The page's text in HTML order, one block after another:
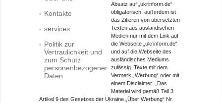
Kontakte
services
Politik zur
Vertraulichkeit und
zum Schutz
personenbezogener
Daten
Absatz auf „ukrinform.de“
obligatorisch, außerdem ist
das Zitieren von übersetzten
Texten aus ausländischen
Medien nur mit dem Link auf
die Webseite „ukrinform.de“
und auf die Webseite des
ausländisches Mediums
zulässig. Texte mit dem
Vermerk „Werbung“ oder mit
einem Disclaimer: „Das
Material wird gemäß Teil 3
Artikel 9 des Gesetzes der Ukraine „Über Werbung“ Nr.